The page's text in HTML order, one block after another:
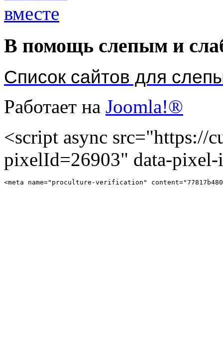
В помощь слепым и
Список сайтов для
Работает на Joomla!®
<script async src="https://
pixelId=26903" data-
<meta name="proculture-verification"